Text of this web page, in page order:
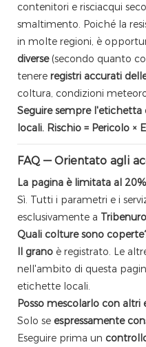
contenitori e risciacqui
smaltimento. Poiché la
in molte regioni, è
diverse(secondo quanto
tenere registri accurati
coltura, condizioni
Seguire sempre
locali. Rischio = Pericolo ×
FAQ — Orientato agli
La pagina è limitata al 20%
Sì. Tutti i parametri e i
esclusivamente a
Quali colture sono
Il grano è registrato. Le
nell'ambito di questa
etichette locali.
Posso mescolarlo con altri
Solo se espressamente
Eseguire prima un